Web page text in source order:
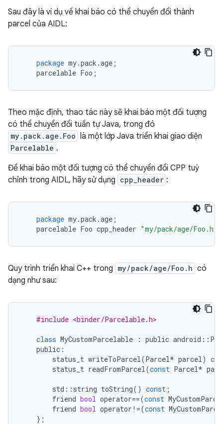
Sau đây là ví dụ về khai báo có thể chuyển đổi thành
parcel của AIDL:
package my.pack .age ;
parcelable Foo ;
Theo mặc định, thao tác này sẽ khai báo một đối tượng
có thể chuyển đổi tuần tự Java, trong đó
my.pack.age.Foo là một lớp Java triển khai giao diện
Parcelable .
Để khai báo một đối tượng có thể chuyển đổi CPP tuỳ
chỉnh trong AIDL, hãy sử dụng cpp_header :
package my.pack .age ;
parcelable Foo cpp_header "my/pack/age/Foo.h"
Quy trình triển khai C++ trong my/pack/age/Foo.h có
dạng như sau:
#include <binder/Parcelable.h>
class MyCustomParcelable : public android ::
public :
status_t writeToParcel(Parcel* parcel)
status_t readFromParcel(const Parcel*
std :: string toString() const ;
friend bool operator==(const
friend bool operator !=(const
};